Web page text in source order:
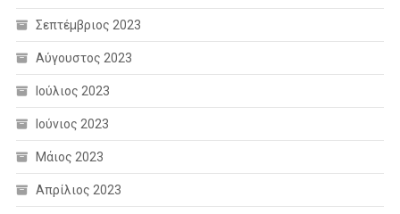
Σεπτέμβριος 2023
Αύγουστος 2023
Ιούλιος 2023
Ιούνιος 2023
Μάιος 2023
Απρίλιος 2023